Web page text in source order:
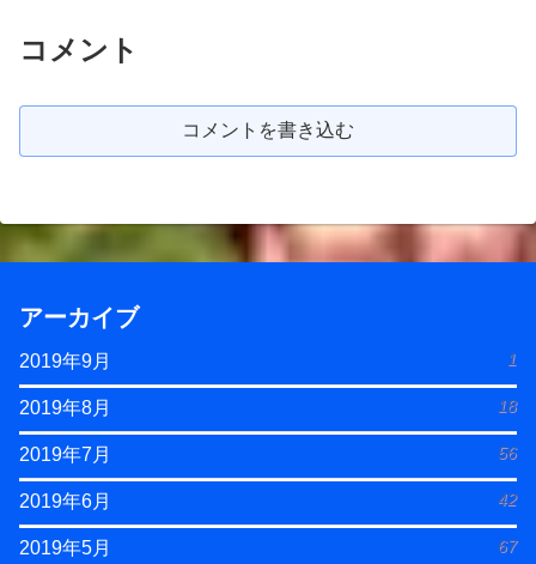
コメント
コメントを書き込む
アーカイブ
2019年9月 1
2019年8月 18
2019年7月 56
2019年6月 42
2019年5月 67